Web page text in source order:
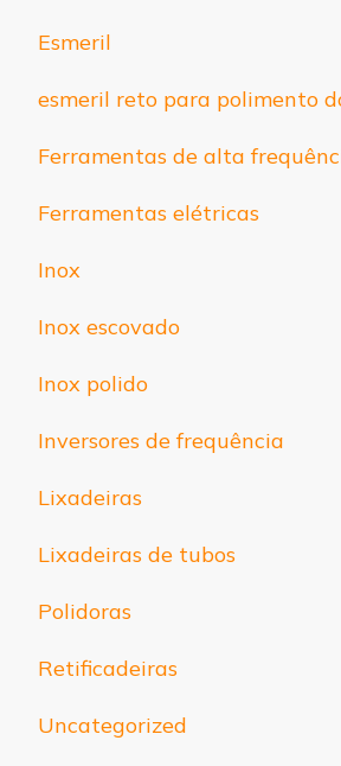
Esmeril
esmeril reto para polimento
Ferramentas de alta
Ferramentas elétricas
Inox
Inox escovado
Inox polido
Inversores de frequência
Lixadeiras
Lixadeiras de tubos
Polidoras
Retificadeiras
Uncategorized